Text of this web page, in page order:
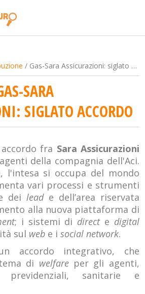
/ Gas-Sara Assicurazioni: siglato accordo
SARA
SIGLATO ACCORDO
fra Sara Assicurazioni
della compagnia dell'Aci.
l'intesa si occupa del mondo
vari processi e strumenti
dei leade dell’area riservata
alla nuova piattaforma di
; i sistemi di direct e digital
sul web e isocial network.
accordo integrativo, che
di welfare per gli agenti,
previdenziali, sanitarie e